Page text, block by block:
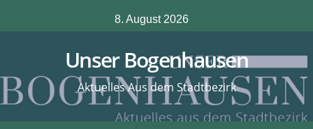
Inhalt
8. August 2026
Unser Bogenhausen
Aktuelles Aus dem Stadtbezirk